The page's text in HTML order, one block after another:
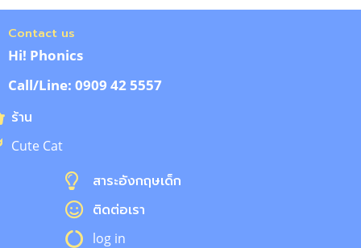
Contact us
Hi! Phonics
Call/Line: 0909 42 5557
ร้าน
Cute Cat
สาระอังกฤษเด็ก
ติดต่อเรา
log in